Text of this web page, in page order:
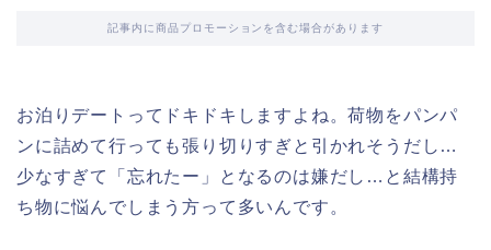
記事内に商品プロモーションを含む場合があります
お泊りデートってドキドキしますよね。荷物をパンパ
ンに詰めて行っても張り切りすぎと引かれそうだし…
少なすぎて「忘れたー」となるのは嫌だし…と結構持
ち物に悩んでしまう方って多いんです。